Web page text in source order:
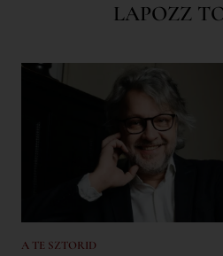
LAPOZZ
A TE SZTORID